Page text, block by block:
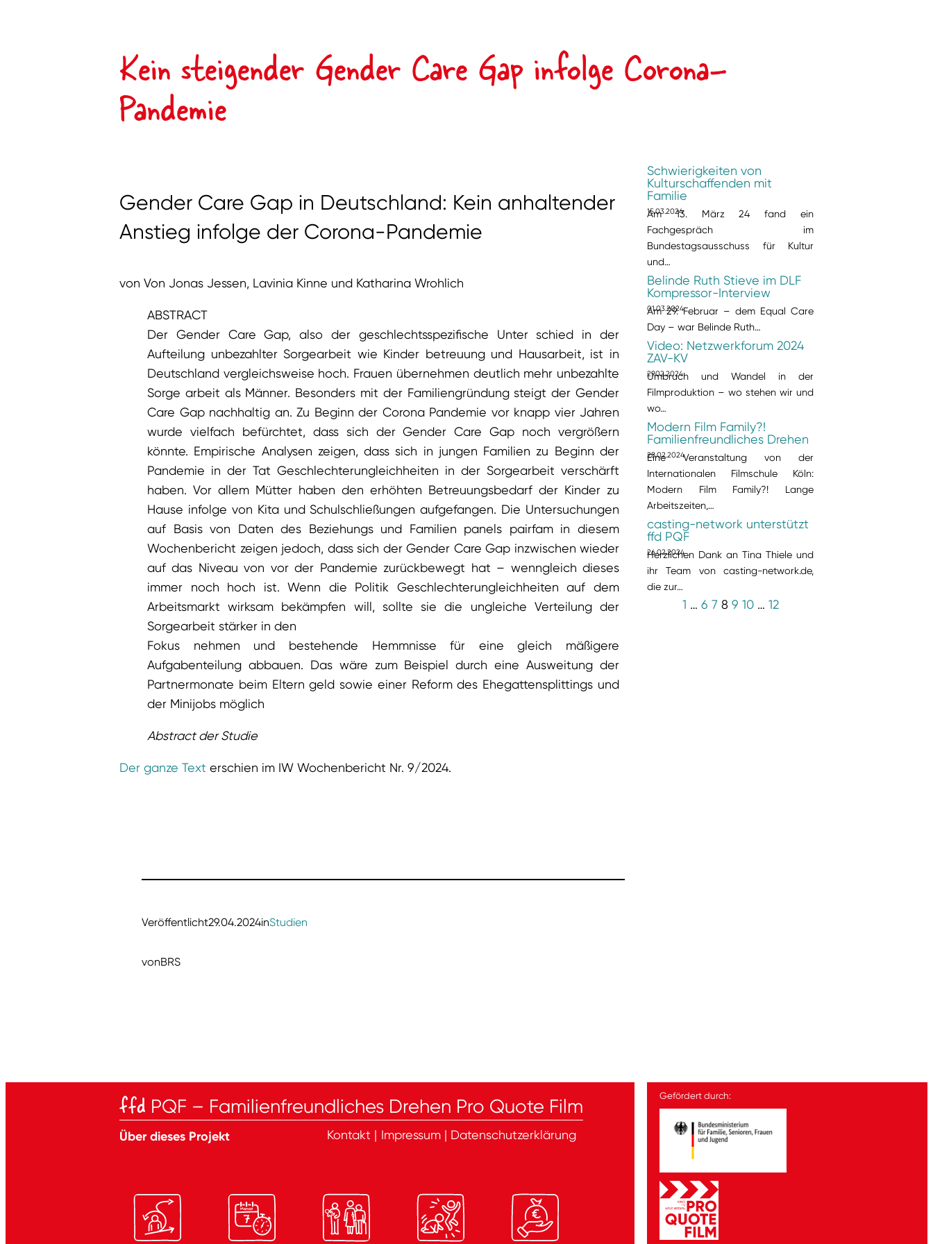
Kein steigender Gender Care Gap infolge Corona-
Pandemie
Gender Care Gap in Deutschland: Kein anhaltender
Anstieg infolge der Corona-Pandemie
von Von Jonas Jessen, Lavinia Kinne und Katharina Wrohlich
ABSTRACT
Der Gender Care Gap, also der geschlechtsspezifische Unter schied in der
Aufteilung unbezahlter Sorgearbeit wie Kinder betreuung und Hausarbeit, ist in
Deutschland vergleichsweise hoch. Frauen übernehmen deutlich mehr unbezahlte
Sorge arbeit als Männer. Besonders mit der Familiengründung steigt der Gender
Care Gap nachhaltig an. Zu Beginn der Corona Pandemie vor knapp vier Jahren
wurde vielfach befürchtet, dass sich der Gender Care Gap noch vergrößern
könnte. Empirische Analysen zeigen, dass sich in jungen Familien zu Beginn der
Pandemie in der Tat Geschlechterungleichheiten in der Sorgearbeit verschärft
haben. Vor allem Mütter haben den erhöhten Betreuungsbedarf der Kinder zu
Hause infolge von Kita und Schulschließungen aufgefangen. Die Untersuchungen
auf Basis von Daten des Beziehungs und Familien panels pairfam in diesem
Wochenbericht zeigen jedoch, dass sich der Gender Care Gap inzwischen wieder
auf das Niveau von vor der Pandemie zurückbewegt hat – wenngleich dieses
immer noch hoch ist. Wenn die Politik Geschlechterungleichheiten auf dem
Arbeitsmarkt wirksam bekämpfen will, sollte sie die ungleiche Verteilung der
Sorgearbeit stärker in den
Fokus nehmen und bestehende Hemmnisse für eine gleich mäßigere
Aufgabenteilung abbauen. Das wäre zum Beispiel durch eine Ausweitung der
Partnermonate beim Eltern geld sowie einer Reform des Ehegattensplittings und
der Minijobs möglich
Abstract der Studie
Der ganze Text erschien im IW Wochenbericht Nr. 9/2024.
Veröffentlicht29.04.2024inStudien
vonBRS
Schwierigkeiten von
Kulturschaffenden mit
Familie
15.03.2024
Am 13. März 24 fand ein
Fachgespräch im
Bundestagsausschuss für Kultur
und…
Belinde Ruth Stieve im DLF
Kompressor-Interview
01.03.2024
Am 29. Februar – dem Equal Care
Day – war Belinde Ruth…
Video: Netzwerkforum 2024
ZAV-KV
29.02.2024
Umbruch und Wandel in der
Filmproduktion – wo stehen wir und
wo…
Modern Film Family?!
Familienfreundliches Drehen
28.02.2024
Eine Veranstaltung von der
Internationalen Filmschule Köln:
Modern Film Family?! Lange
Arbeitszeiten,…
casting-network unterstützt
ffd PQF
26.02.2024
Herzlichen Dank an Tina Thiele und
ihr Team von casting-network.de,
die zur…
1 … 6 7 8 9 10 … 12
ffd PQF – Familienfreundliches Drehen Pro Quote Film
Über dieses Projekt Kontakt | Impressum| Datenschutzerklärung
Gefördert durch: